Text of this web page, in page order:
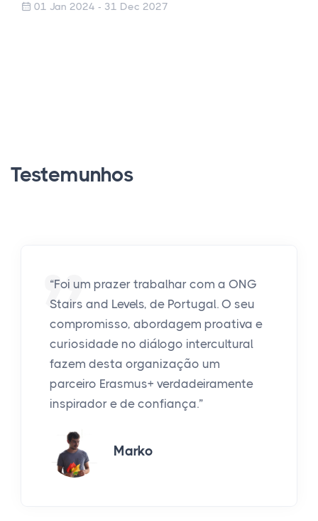
01 Jan 2024 - 31 Dec 2027
Testemunhos
“Foi um prazer trabalhar com a ONG
Stairs and Levels, de Portugal. O seu
compromisso, abordagem proativa e
curiosidade no diálogo intercultural
fazem desta organização um
parceiro Erasmus+ verdadeiramente
inspirador e de confiança.”
Marko